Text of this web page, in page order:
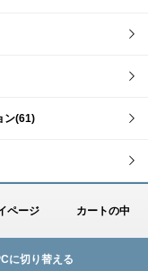
ン(61)
ページ カートの中
に切り替える